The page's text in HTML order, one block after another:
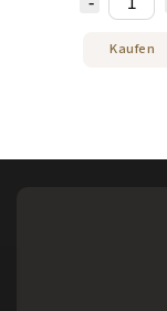
Kaufen